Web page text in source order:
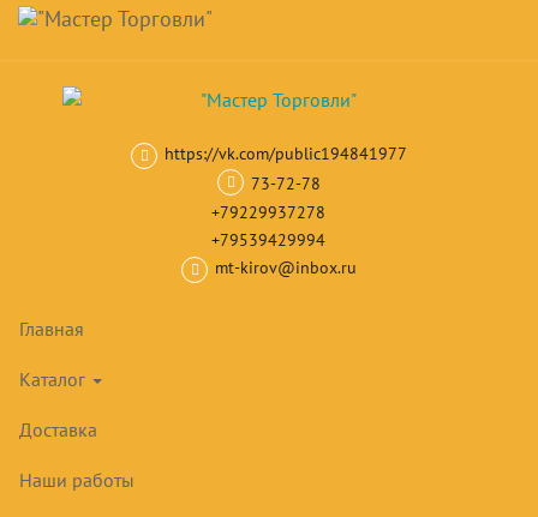
Skip
main
content
Навигация
https://vk.com/public194841977
73-72-78
+79229937278
+79539429994
mt-kirov@inbox.ru
Главная
Каталог
Доставка
Наши работы
Корзина товар(ов)
Витрины холодильные Холодильные витрины